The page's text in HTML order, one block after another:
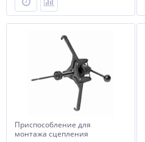
Приспособление для
монтажа сцепления